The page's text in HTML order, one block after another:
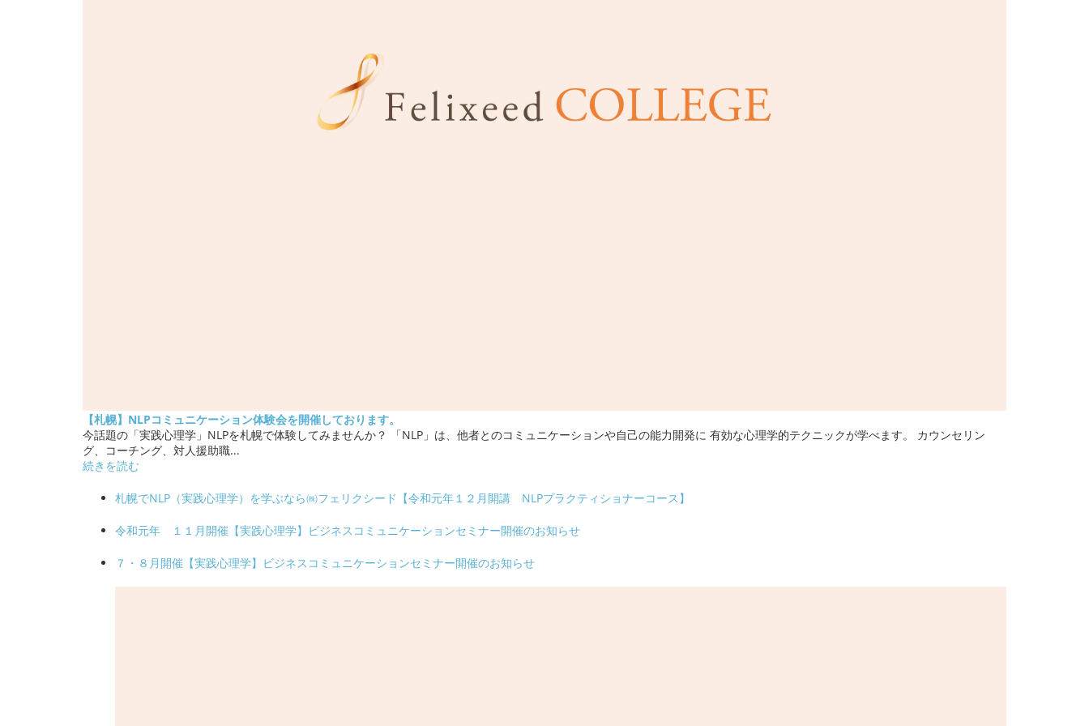
【札幌】NLPコミュニケーション体験会を開催しております。
今話題の「実践心理学」NLPを札幌で体験してみませんか？ 「NLP」は、他者とのコミュニケーションや自己の能力開発に 有効な心理学的テクニックが学べます。 カウンセリン
グ、コーチング、対人援助職...
続きを読む
札幌でNLP（実践心理学）を学ぶなら㈱フェリクシード【令和元年１２月開講 NLPプラクティショナーコース】
令和元年 １１月開催【実践心理学】ビジネスコミュニケーションセミナー開催のお知らせ
７・８月開催【実践心理学】ビジネスコミュニケーションセミナー開催のお知らせ